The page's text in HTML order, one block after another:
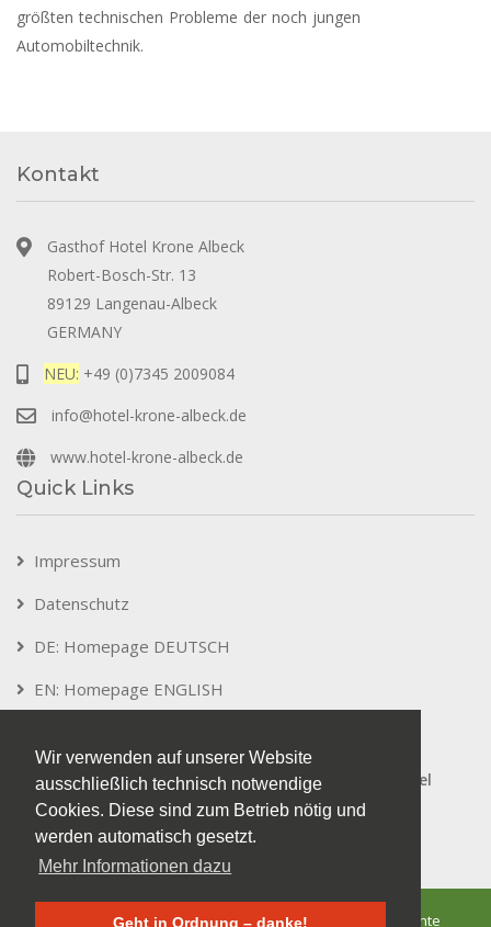
Wir verwenden auf unserer Website
ausschließlich technisch notwendige
Cookies. Diese sind zum Betrieb nötig und
werden automatisch gesetzt.
Mehr Informationen dazu
Geht in Ordnung – danke!
größten technischen Probleme der noch jungen
Automobiltechnik.
Kontakt
Gasthof Hotel Krone Albeck
Robert-Bosch-Str. 13
89129 Langenau-Albeck
GERMANY
NEU: +49 (0)7345 2009084
info@hotel-krone-albeck.de
www.hotel-krone-albeck.de
Quick Links
Impressum
Datenschutz
DE: Homepage DEUTSCH
EN: Homepage ENGLISH
Wir heißen Sie herzlich willkommen im Gasthof Hotel
Krone Albeck!
© Copyright 2026 Gasthof Hotel Krone Albeck. Alle Rechte